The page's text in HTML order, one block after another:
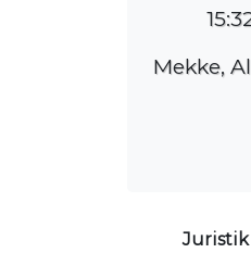
Mekke,
Juristik